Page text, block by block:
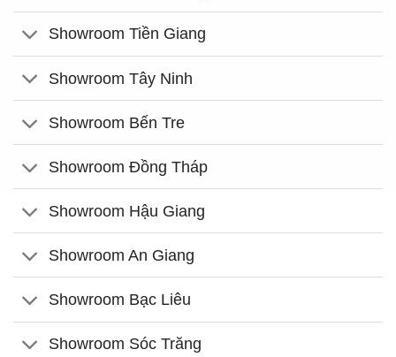
Showroom Tiền Giang
Showroom Tây Ninh
Showroom Bến Tre
Showroom Đồng Tháp
Showroom Hậu Giang
Showroom An Giang
Showroom Bạc Liêu
Showroom Sóc Trăng